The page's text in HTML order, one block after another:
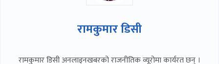
रामकुमार डिसी
रामकुमार डिसी अनलाइनखबरको राजनीतिक व्यूरोमा कार्यरत छन् ।